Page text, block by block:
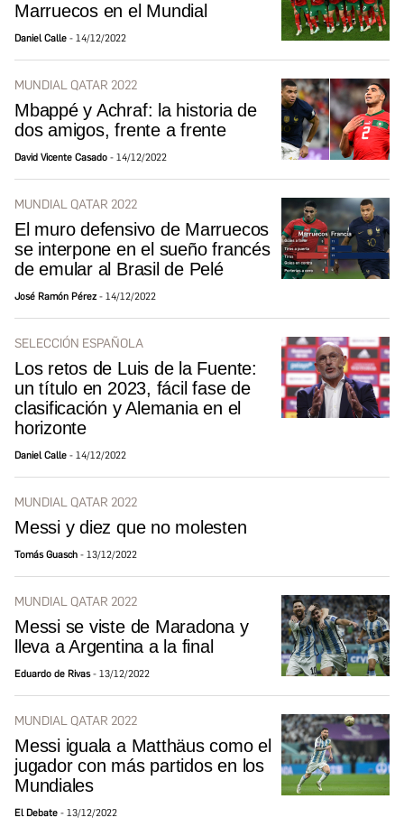
Marruecos en el Mundial
Daniel Calle 14/12/2022
MUNDIAL QATAR 2022
Mbappé y Achraf: la historia de
dos amigos, frente a frente
David Vicente Casado 14/12/2022
MUNDIAL QATAR 2022
El muro defensivo de Marruecos
se interpone en el sueño francés
de emular al Brasil de Pelé
José Ramón Pérez 14/12/2022
SELECCIÓN ESPAÑOLA
Los retos de Luis de la Fuente:
un título en 2023, fácil fase de
clasificación y Alemania en el
horizonte
Daniel Calle 14/12/2022
MUNDIAL QATAR 2022
Messi y diez que no molesten
Tomás Guasch 13/12/2022
MUNDIAL QATAR 2022
Messi se viste de Maradona y
lleva a Argentina a la final
Eduardo de Rivas 13/12/2022
MUNDIAL QATAR 2022
Messi iguala a Matthäus como el
jugador con más partidos en los
Mundiales
El Debate 13/12/2022